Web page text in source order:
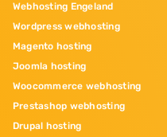
Webhosting Engeland
Wordpress webhosting
Magento hosting
Joomla hosting
Woocommerce webhosting
Prestashop webhosting
Drupal hosting